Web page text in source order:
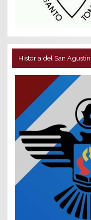
Historia del San Agustín